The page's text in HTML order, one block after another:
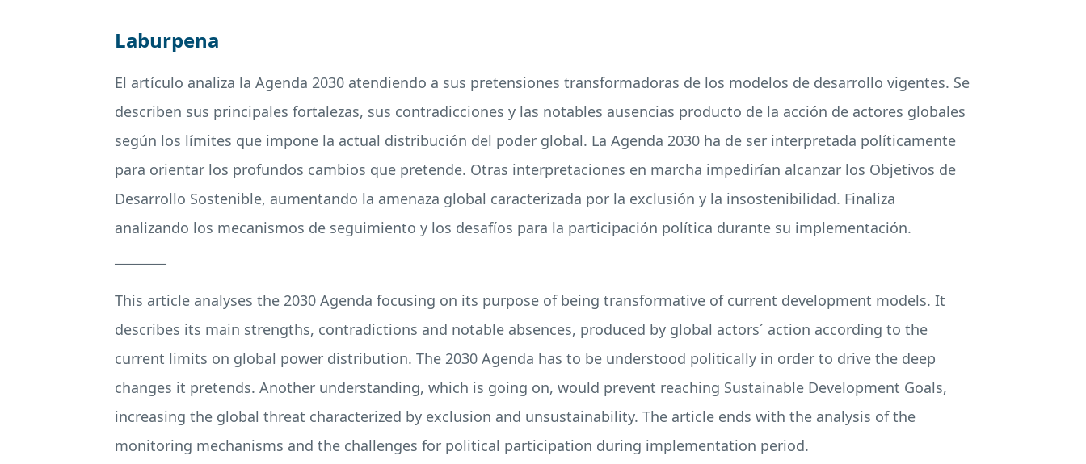
Laburpena
El artículo analiza la Agenda 2030 atendiendo a sus pretensiones transformadoras de los modelos de desarrollo vigentes. Se
describen sus principales fortalezas, sus contradicciones y las notables ausencias producto de la acción de actores globales
según los límites que impone la actual distribución del poder global. La Agenda 2030 ha de ser interpretada políticamente
para orientar los profundos cambios que pretende. Otras interpretaciones en marcha impedirían alcanzar los Objetivos de
Desarrollo Sostenible, aumentando la amenaza global caracterizada por la exclusión y la insostenibilidad. Finaliza
analizando los mecanismos de seguimiento y los desafíos para la participación política durante su implementación.
This article analyses the 2030 Agenda focusing on its purpose of being transformative of current development models. It
describes its main strengths, contradictions and notable absences, produced by global actors´ action according to the
current limits on global power distribution. The 2030 Agenda has to be understood politically in order to drive the deep
changes it pretends. Another understanding, which is going on, would prevent reaching Sustainable Development Goals,
increasing the global threat characterized by exclusion and unsustainability. The article ends with the analysis of the
monitoring mechanisms and the challenges for political participation during implementation period.